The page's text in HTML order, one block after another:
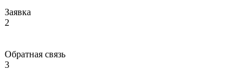
Заявка
2
Обратная связь
3